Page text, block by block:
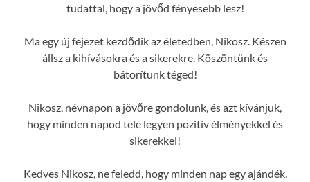
tudattal, hogy a jövőd fényesebb lesz!
Ma egy új fejezet kezdődik az életedben, Nikosz. Készen
állsz a kihívásokra és a sikerekre. Köszöntünk és
bátorítunk téged!
Nikosz, névnapon a jövőre gondolunk, és azt kívánjuk,
hogy minden napod tele legyen pozitív élményekkel és
sikerekkel!
Kedves Nikosz, ne feledd, hogy minden nap egy ajándék.